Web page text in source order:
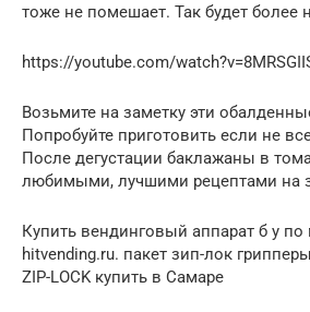
тоже не помешает. Так будет более
https://youtube.com/
Возьмите на заметку эти
Попробуйте приготовить если не
После дегустации баклажаны в
любимыми, лучшими рецептами на
Купить вендинговый аппарат б у по
hitvending.ru. пакет зип-лок
ZIP-LOCK купить в Самаре